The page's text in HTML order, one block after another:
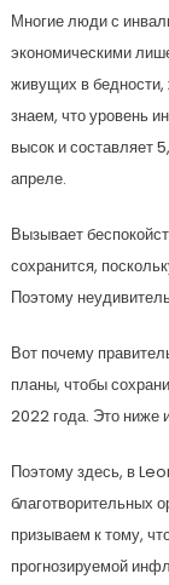
Многие люди с
экономическими
живущих в бедности,
знаем, что уровень
высок и составляет
апреле.
Вызывает
сохранится,
Поэтому
Вот почему
планы, чтобы
2022 года. Это ниже
Поэтому здесь, в
благотворительных
призываем к тому,
прогнозируемой